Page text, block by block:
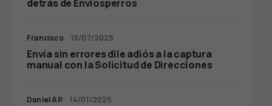
detrás de Envíosperros
Francisco 15/07/2025
Envía sin errores dile adiós a la captura
manual con la Solicitud de Direcciones
Daniel AP 14/01/2025